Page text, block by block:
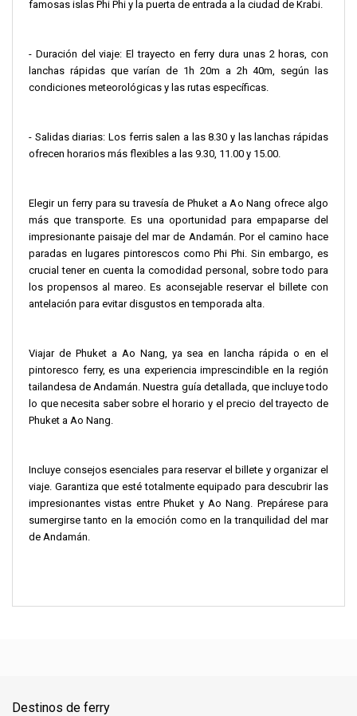
famosas islas Phi Phi y la puerta de entrada a la ciudad de Krabi.
- Duración del viaje: El trayecto en ferry dura unas 2 horas, con
lanchas rápidas que varían de 1h 20m a 2h 40m, según las
condiciones meteorológicas y las rutas específicas.
- Salidas diarias: Los ferris salen a las 8.30 y las lanchas rápidas
ofrecen horarios más flexibles a las 9.30, 11.00 y 15.00.
Elegir un ferry para su travesía de Phuket a Ao Nang ofrece algo
más que transporte. Es una oportunidad para empaparse del
impresionante paisaje del mar de Andamán. Por el camino hace
paradas en lugares pintorescos como Phi Phi. Sin embargo, es
crucial tener en cuenta la comodidad personal, sobre todo para
los propensos al mareo. Es aconsejable reservar el billete con
antelación para evitar disgustos en temporada alta.
Viajar de Phuket a Ao Nang, ya sea en lancha rápida o en el
pintoresco ferry, es una experiencia imprescindible en la región
tailandesa de Andamán. Nuestra guía detallada, que incluye todo
lo que necesita saber sobre el horario y el precio del trayecto de
Phuket a Ao Nang.
Incluye consejos esenciales para reservar el billete y organizar el
viaje. Garantiza que esté totalmente equipado para descubrir las
impresionantes vistas entre Phuket y Ao Nang. Prepárese para
sumergirse tanto en la emoción como en la tranquilidad del mar
de Andamán.
Destinos de ferry